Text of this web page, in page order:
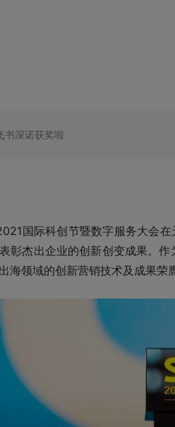
书深诺获奖啦
国际科创节暨数字服务大会
彰杰出企业的创新创变成果。
海领域的创新营销技术及成果荣